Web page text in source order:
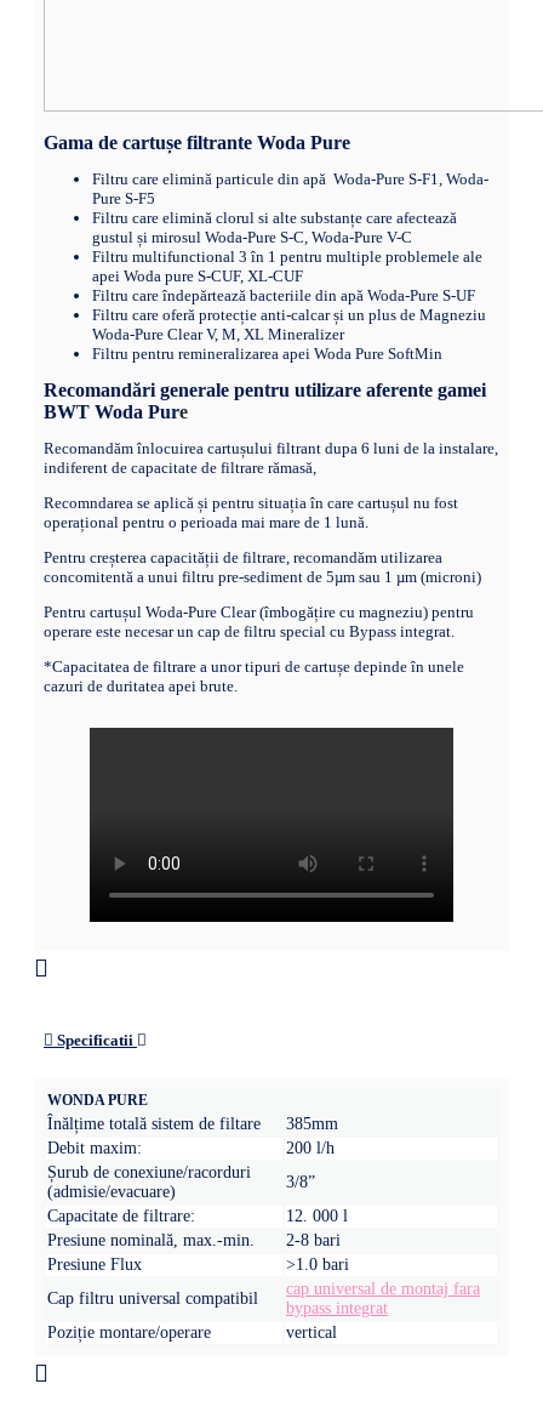
Gama de cartușe filtrante Woda Pure
Filtru care elimină particule din apă Woda-Pure S-F1, Woda-
Pure S-F5
Filtru care elimină clorul si alte substanțe care afectează
gustul și mirosul Woda-Pure S-C, Woda-Pure V-C
Filtru multifunctional 3 în 1 pentru multiple problemele ale
apei Woda pure S-CUF, XL-CUF
Filtru care îndepărtează bacteriile din apă Woda-Pure S-UF
Filtru care oferă protecție anti-calcar și un plus de Magneziu
Woda-Pure Clear V, M, XL Mineralizer
Filtru pentru remineralizarea apei Woda Pure SoftMin
Recomandări generale pentru utilizare aferente gamei
BWT Woda Pure
Recomandăm înlocuirea cartușului filtrant dupa 6 luni de la instalare,
indiferent de capacitate de filtrare rămasă,
Recomndarea se aplică și pentru situația în care cartușul nu fost
operațional pentru o perioada mai mare de 1 lună.
Pentru creșterea capacității de filtrare, recomandăm utilizarea
concomitentă a unui filtru pre-sediment de 5µm sau 1 µm (microni)
Pentru cartușul Woda-Pure Clear (îmbogățire cu magneziu) pentru
operare este necesar un cap de filtru special cu Bypass integrat.
*Capacitatea de filtrare a unor tipuri de cartușe depinde în unele
cazuri de duritatea apei brute.
Specificatii
WONDA PURE
Înălțime totală sistem de filtare
385mm
Debit maxim:
200 l/h
Șurub de conexiune/racorduri
(admisie/evacuare)
3/8”
Capacitate de filtrare:
12. 000 l
Presiune nominală, max.-min.
2-8 bari
Presiune Flux
>1.0 bari
Cap filtru universal compatibil
cap universal de montaj fara
bypass integrat
Poziție montare/operare
vertical